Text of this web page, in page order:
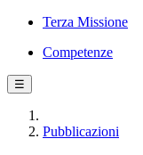
Terza Missione
Competenze
☰
Pubblicazioni